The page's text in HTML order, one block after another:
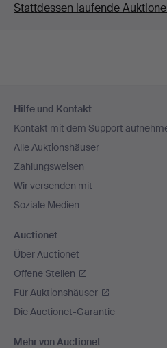
Stattdessen laufende
Navigation
Hilfe und Kontakt
Kontakt mit dem Support
Alle Auktionshäuser
Zahlungsweisen
Wir versenden mit
Soziale Medien
Auctionet
Über Auctionet
Offene Stellen
Für Auktionshäuser
Die Auctionet-Garantie
Mehr von Auctionet